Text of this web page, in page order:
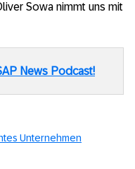
Sowa nimmt uns mit
News Podcast!
Unternehmen